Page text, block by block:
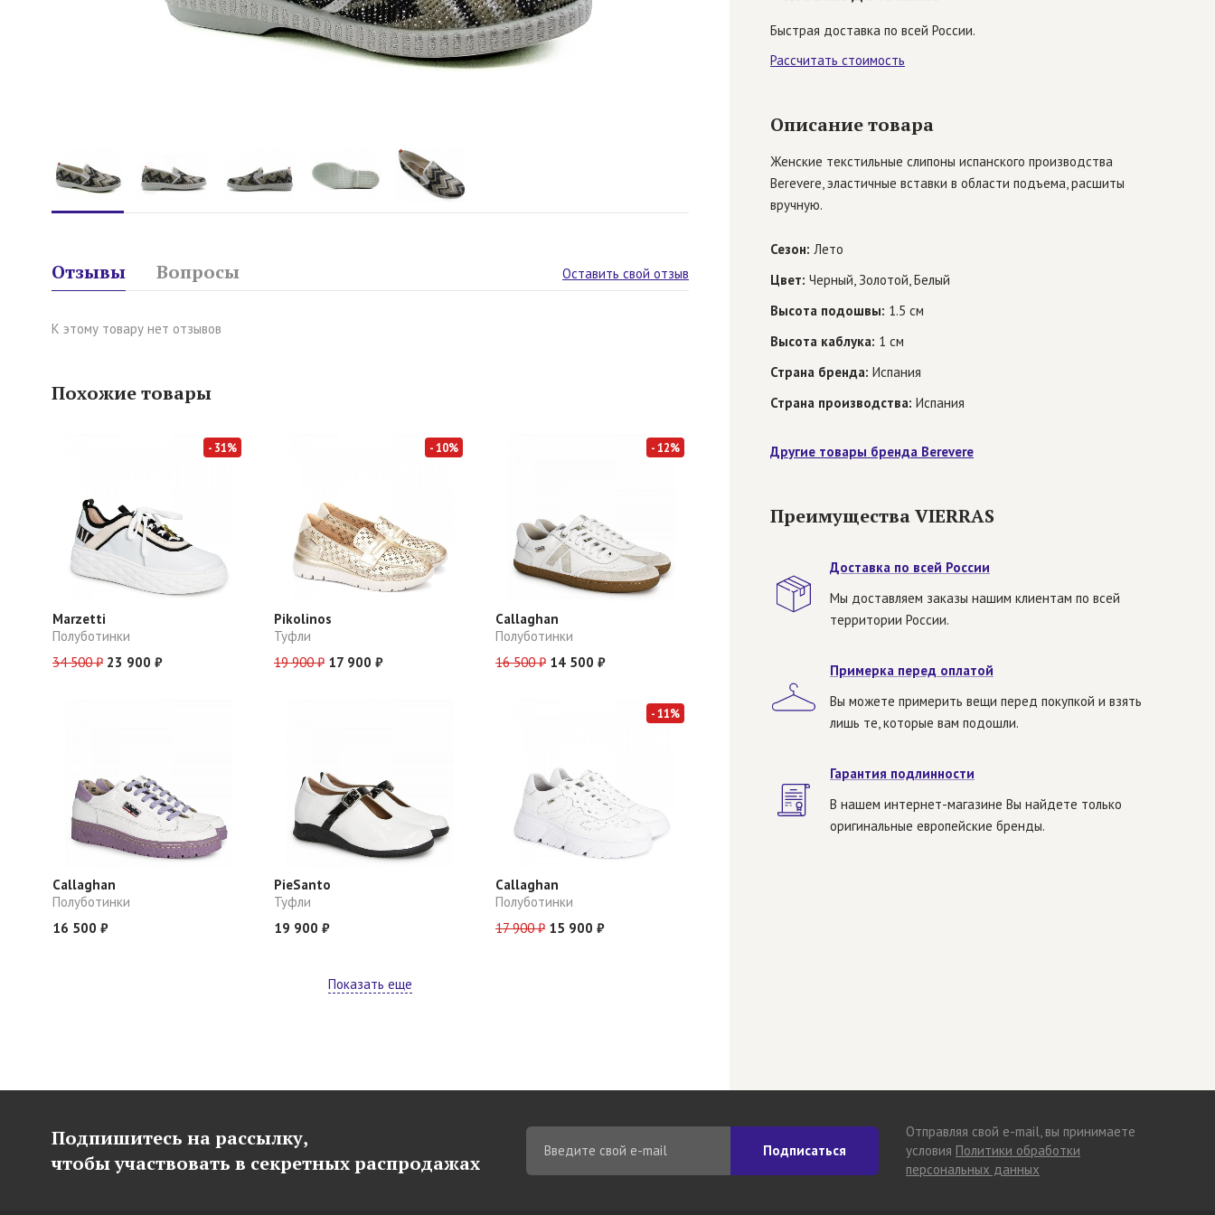
Отзывы Вопросы Оставить свой отзыв
К этому товару нет отзывов
Похожие товары
- 31%
Marzetti
Полуботинки
34 500 ₽ 23 900 ₽
- 10%
Pikolinos
Туфли
19 900 ₽ 17 900 ₽
- 12%
Callaghan
Полуботинки
16 500 ₽ 14 500 ₽
Callaghan
Полуботинки
16 500 ₽
PieSanto
Туфли
19 900 ₽
- 11%
Callaghan
Полуботинки
17 900 ₽ 15 900 ₽
Показать еще
Быстрая доставка по всей России.
Рассчитать стоимость
Описание товара
Женские текстильные слипоны испанского производства
Berevere, эластичные вставки в области подъема, расшиты
вручную.
Сезон: Лето
Цвет: Черный, Золотой, Белый
Высота подошвы: 1.5 см
Высота каблука: 1 см
Страна бренда: Испания
Страна производства: Испания
Другие товары бренда Berevere
Преимущества VIERRAS
Доставка по всей России
Мы доставляем заказы нашим клиентам по всей
территории России.
Примерка перед оплатой
Вы можете примерить вещи перед покупкой и взять
лишь те, которые вам подошли.
Гарантия подлинности
В нашем интернет-магазине Вы найдете только
оригинальные европейские бренды.
Подпишитесь на рассылку,
чтобы участвовать в секретных распродажах
Подписаться
Отправляя свой e-mail, вы принимаете
условия Политики обработки
персональных данных